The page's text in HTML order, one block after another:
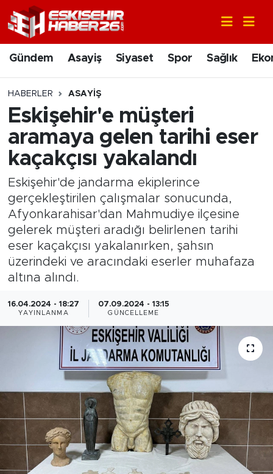
Gündem Asayiş Siyaset Spor Sağlık
HABERLER ASAYIŞ
Eskişehir'e müşteri
aramaya gelen tarihi eser
kaçakçısı yakalandı
Eskişehir'de jandarma ekiplerince
gerçekleştirilen çalışmalar sonucunda,
Afyonkarahisar'dan Mahmudiye ilçesine
gelerek müşteri aradığı belirlenen tarihi
eser kaçakçısı yakalanırken, şahsın
üzerindeki ve aracındaki eserler muhafaza
altına alındı.
16.04.2024 - 18:27
YAYINLANMA
07.09.2024 - 13:15
GÜNCELLEME
Gündem
Asayiş
Siyaset
Spor
Sağlık
Ekonomi
Eğitim
Sanat
Teknoloji
Magazin
Sektör
Nöbetçi Eczaneler
Hava Durumu
Trafik Durumu
Süper Lig Puan Durumu ve Fikstür
Tüm Manşetler
Son Dakika Haberleri
Haber Arşivi